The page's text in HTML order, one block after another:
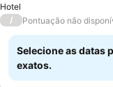
Hotel
/ Pontuação não
Selecione as datas
exatos.